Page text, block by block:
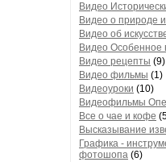
Видео
Видео о природе
Видео об
Видео Особенное
Видео рецепты (9)
Видео фильмы (1)
Видеоуроки (10)
Видеофильмы
Все о чае и кофе
Высказывание
Графика -
фотошопа (6)